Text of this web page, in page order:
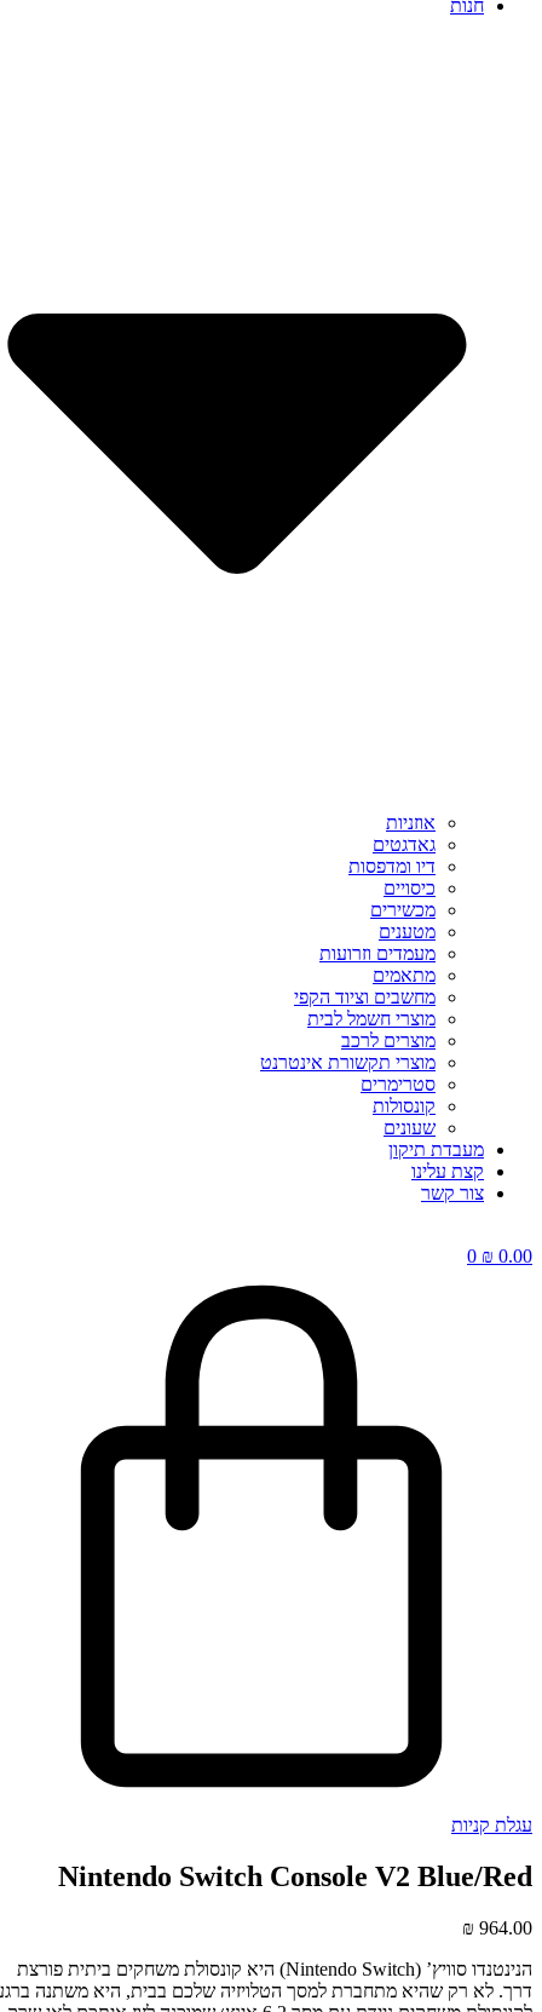
חנות
אוזניות
גאדגטים
דיו ומדפסות
כיסויים
מכשירים
מטענים
מעמדים וזרועות
מתאמים
מחשבים וציוד הקפי
מוצרי חשמל לבית
מוצרים לרכב
מוצרי תקשורת אינטרנט
סטרימרים
קונסולות
שעונים
מעבדת תיקון
קצת עלינו
צור קשר
₪0.00
0
עגלת קניות
Nintendo Switch Console V2 Blue/Red
₪964.00
הנינטנדו סוויץ’ (Nintendo Switch) היא קונסולת משחקים ביתית פורצת
דרך. לא רק שהיא מתחברת למסך הטלויזיה שלכם בבית, היא משתנה ברגע